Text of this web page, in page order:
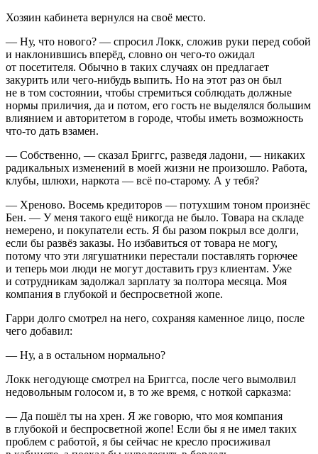
Хозяин кабинета вернулся на своё место.
— Ну, что нового? — спросил Локк, сложив руки перед собой
и наклонившись вперёд, словно он чего-то ожидал
от посетителя. Обычно в таких случаях он предлагает
закурить или чего-нибудь выпить. Но на этот раз он был
не в том состоянии, чтобы стремиться соблюдать должные
нормы приличия, да и потом, его гость не выделялся большим
влиянием и авторитетом в городе, чтобы иметь возможность
что-то дать взамен.
— Собственно, — сказал Бриггс, разведя ладони, — никаких
радикальных изменений в моей жизни не произошло. Работа,
клубы, шлюхи, наркота — всё по-старому. А у тебя?
— Хреново. Восемь кредиторов — потухшим тоном произнёс
Бен. — У меня такого ещё никогда не было. Товара на складе
немерено, и покупатели есть. Я бы разом покрыл все долги,
если бы развёз заказы. Но избавиться от товара не могу,
потому что эти лягушатники перестали поставлять горючее
и теперь мои люди не могут доставить груз клиентам. Уже
и сотрудникам задолжал зарплату за полтора месяца. Моя
компания в глубокой и беспросветной жопе.
Гарри долго смотрел на него, сохраняя каменное лицо, после
чего добавил:
— Ну, а в остальном нормально?
Локк негодующе смотрел на Бриггса, после чего вымолвил
недовольным голосом и, в то же время, с ноткой сарказма:
— Да пошёл ты на хрен. Я же говорю, что моя компания
в глубокой и беспросветной жопе! Если бы я не имел таких
проблем с работой, я бы сейчас не кресло просиживал